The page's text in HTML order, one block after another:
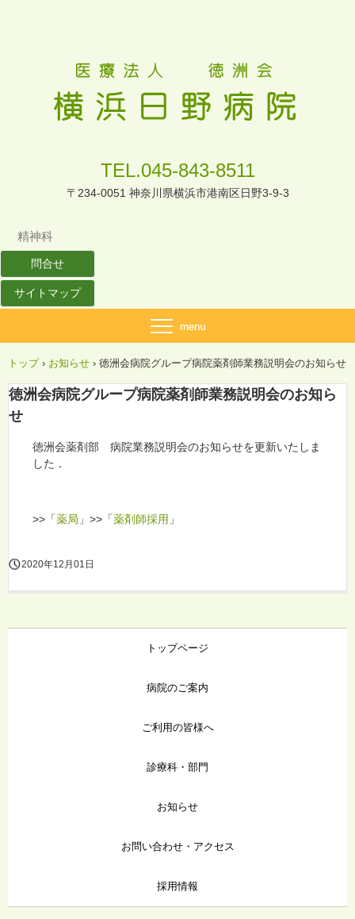
TEL.045-843-8511
〒234-0051 神奈川県横浜市港南区日野3-9-3
精神科
問合せ
サイトマップ
トップ › お知らせ › 徳洲会病院グループ 病院薬剤師業務 説明会のお知らせ
徳洲会病院グループ 病院薬剤師業務 説明会のお知ら
せ
徳洲会薬剤部 病院業務説明会のお知らせを更新いたしま
した．
>>「薬局 」>>「薬剤師採用 」
2020年12月01日
トップページ
病院のご案内
ご利用の皆様へ
診療科・部門
お知らせ
お問い合わせ・アクセス
採用情報